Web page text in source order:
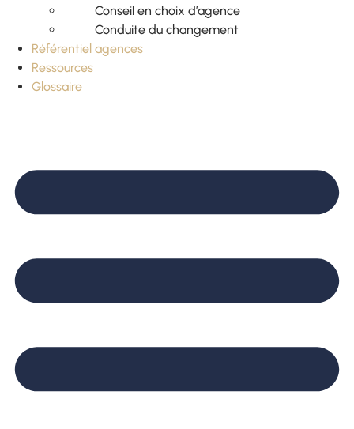
Conseil en choix d’agence
Conduite du changement
Référentiel agences
Ressources
Glossaire